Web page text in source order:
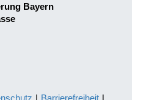
Bayern
| Barrierefreiheit |